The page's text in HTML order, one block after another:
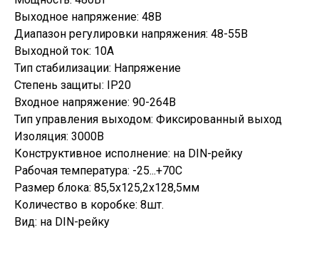
Выходное напряжение: 48В
Диапазон регулировки напряжения: 48-55В
Выходной ток: 10А
Тип стабилизации: Напряжение
Степень защиты: IP20
Входное напряжение: 90-264В
Тип управления выходом: Фиксированный выход
Изоляция: 3000В
Конструктивное исполнение: на DIN-рейку
Рабочая температура: -25...+70С
Размер блока: 85,5x125,2x128,5мм
Количество в коробке: 8шт.
Вид: на DIN-рейку